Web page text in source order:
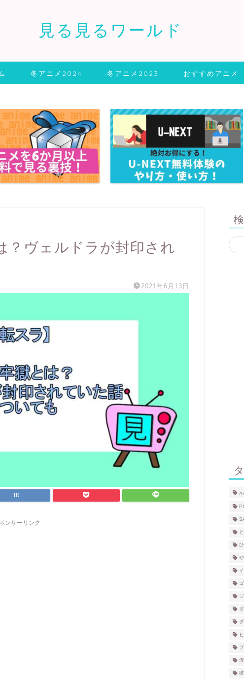
見る見るワールド
冬アニメ2024 冬アニメ2023 おすすめアニメ
？ヴェルドラが封印され
2021年6月13日
ンサーリンク